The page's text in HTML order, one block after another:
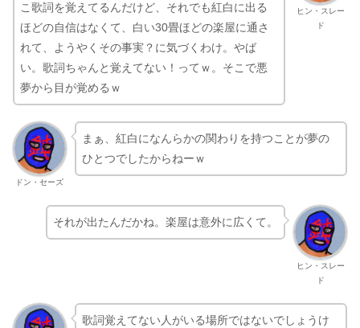
ヒン・スレー
ド
こ歌詞を覚えてるんだけど、それでも紅白に出る
ほどの自信はなくて、白い30畳ほどの楽屋に通さ
れて、ようやくその事実？に気づくわけ。やば
い。歌詞ちゃんと覚えてない！ってｗ。そこで悪
夢から目が覚めるｗ
ドン・セーズ
まぁ、紅白になんらかの関わりを持つことが夢の
ひとつでしたからねーｗ
ヒン・スレー
ド
それが出たんだかね。楽屋は意外に広くて。
歌詞覚えてない人がいる場所ではないでしょうけ